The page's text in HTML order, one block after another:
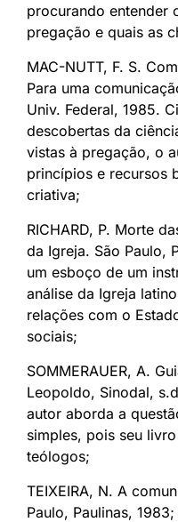
procurando entender
pregação e quais as
MAC-NUTT, F. S.
Para uma
Univ. Federal, 1985.
descobertas da
vistas à pregação, o
princípios e recursos
criativa;
RICHARD, P. Morte
da Igreja. São Paulo,
um esboço de um
análise da Igreja
relações com o
sociais;
SOMMERAUER, A.
Leopoldo, Sinodal,
autor aborda a
simples, pois seu
teólogos;
TEIXEIRA, N. A
Paulo, Paulinas, 1983;